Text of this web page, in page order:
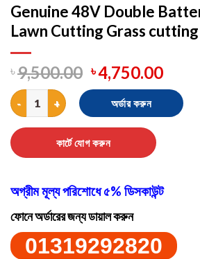
Genuine 48V Double
Lawn Cutting Grass
৳9,500.00 ৳4,750.00
Genuine 48V Double Battery Cordless
অর্ডার করুন
কার্টে যোগ করুন
অগ্রীম মূল্য পরিশোধে ৫% ডিসকাউন্ট
ফোনে অর্ডারের জন্য ডায়াল করুন
01319292820